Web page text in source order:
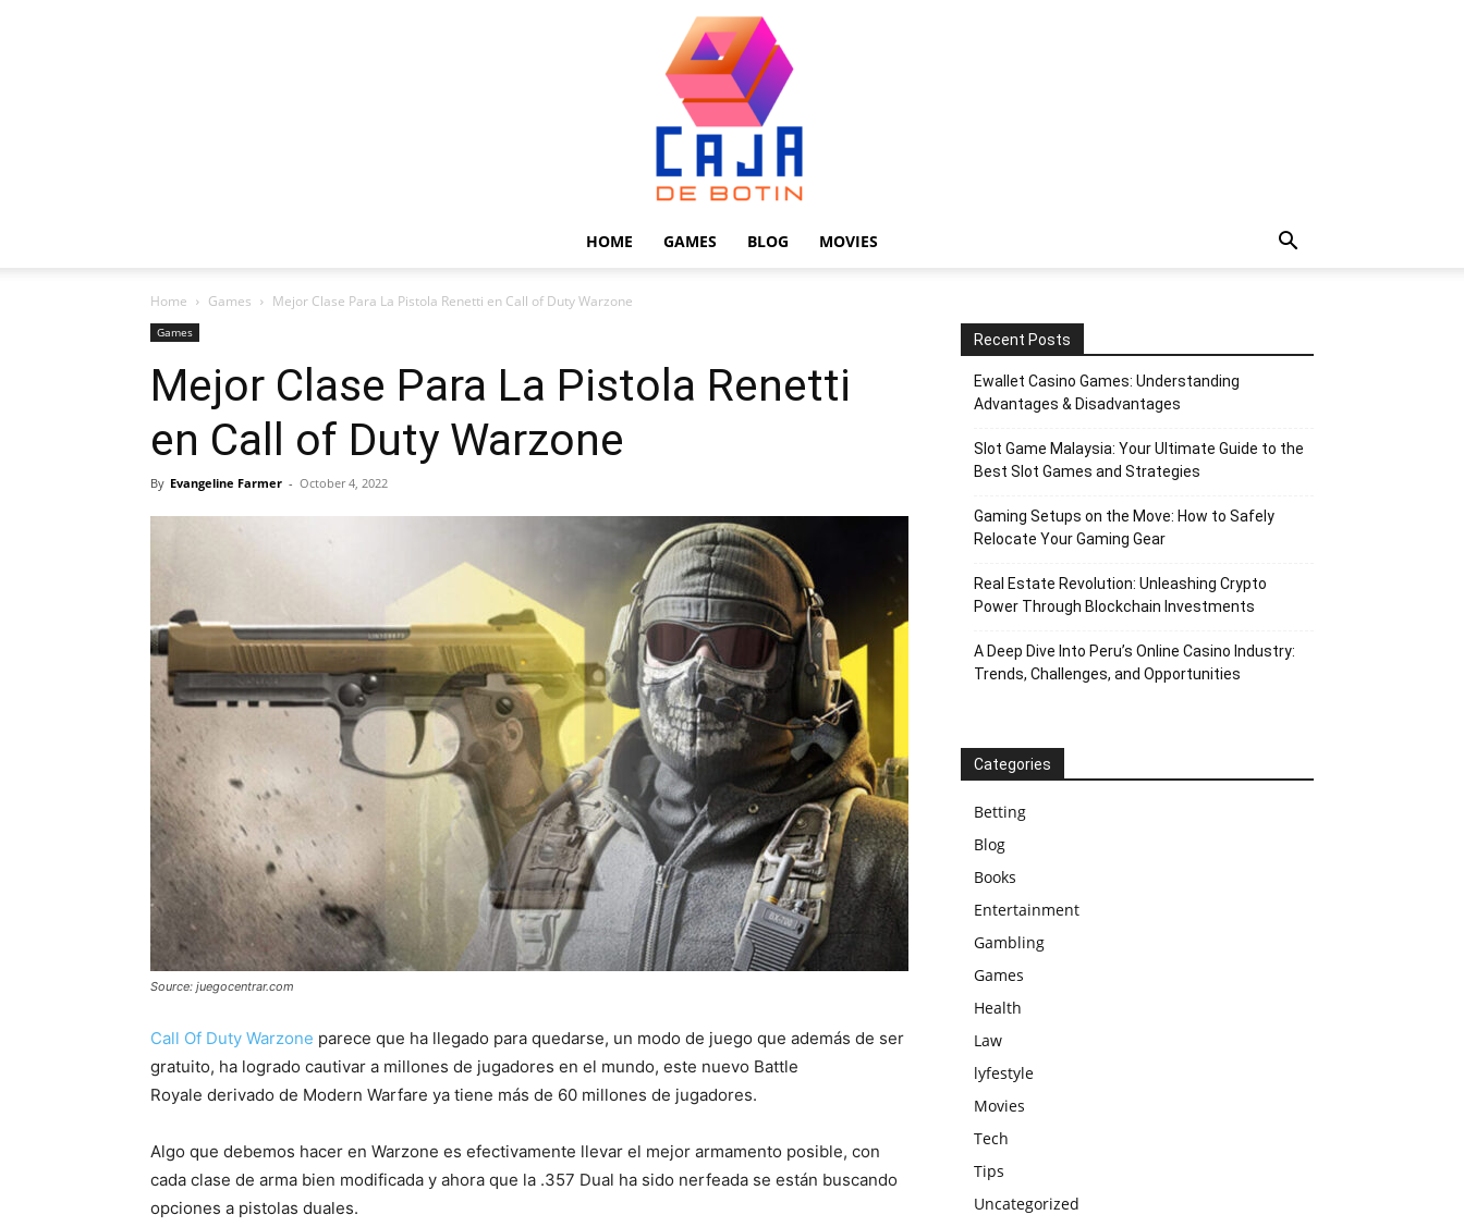
Botin
HOME GAMES BLOG MOVIES
Home Games Mejor Clase Para La Pistola Renetti en Call of Duty Warzone
Games
Mejor Clase Para La Pistola Renetti
en Call of Duty Warzone
By Evangeline Farmer - October 4, 2022
Source: juegocentrar.com
Call Of Duty Warzone parece que ha llegado para quedarse, un modo de juego que además de ser
gratuito, ha logrado cautivar a millones de jugadores en el mundo, este nuevo Battle
Royale derivado de Modern Warfare ya tiene más de 60 millones de jugadores.
Algo que debemos hacer en Warzone es efectivamente llevar el mejor armamento posible, con
cada clase de arma bien modificada y ahora que la .357 Dual ha sido nerfeada se están buscando
opciones a pistolas duales.
Recent Posts
Ewallet Casino Games: Understanding
Advantages & Disadvantages
Slot Game Malaysia: Your Ultimate Guide to the
Best Slot Games and Strategies
Gaming Setups on the Move: How to Safely
Relocate Your Gaming Gear
Real Estate Revolution: Unleashing Crypto
Power Through Blockchain Investments
A Deep Dive Into Peru’s Online Casino Industry:
Trends, Challenges, and Opportunities
Categories
Betting
Blog
Books
Entertainment
Gambling
Games
Health
Law
lyfestyle
Movies
Tech
Tips
Uncategorized